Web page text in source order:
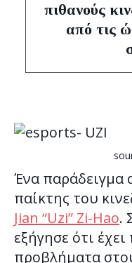
πιθανούς
από τις
Ένα παράδειγμα
παίκτης του
Jian “Uzi” Zi-Hao.
εξήγησε ότι
προβλήματα